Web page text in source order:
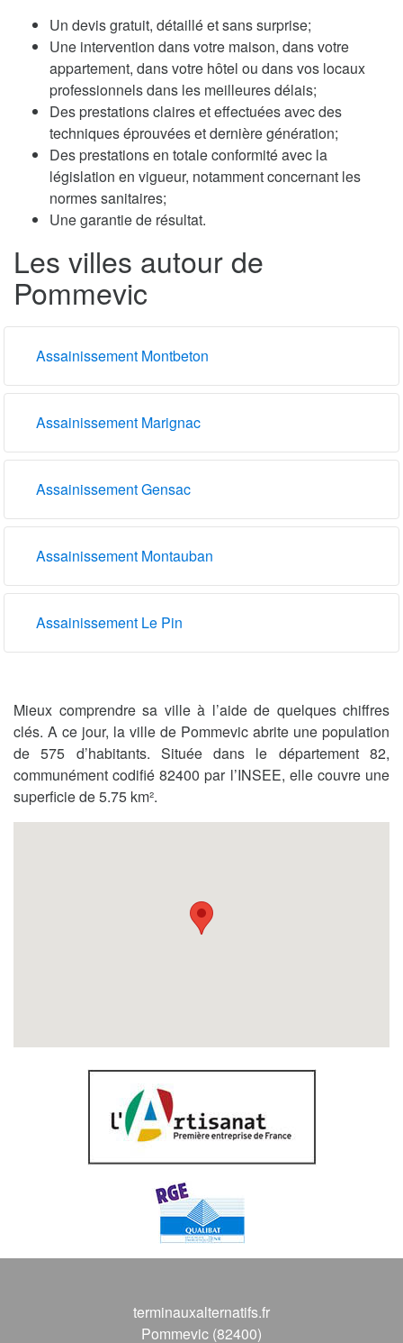
Un devis gratuit, détaillé et sans surprise;
Une intervention dans votre maison, dans votre
appartement, dans votre hôtel ou dans vos locaux
professionnels dans les meilleures délais;
Des prestations claires et effectuées avec des
techniques éprouvées et dernière génération;
Des prestations en totale conformité avec la
législation en vigueur, notamment concernant les
normes sanitaires;
Une garantie de résultat.
Les villes autour de
Pommevic
Assainissement Montbeton
Assainissement Marignac
Assainissement Gensac
Assainissement Montauban
Assainissement Le Pin
Mieux comprendre sa ville à l’aide de quelques chiffres
clés. A ce jour, la ville de Pommevic abrite une population
de 575 d’habitants. Située dans le département 82,
communément codifié 82400 par l’INSEE, elle couvre une
superficie de 5.75 km².
terminauxalternatifs.fr
Pommevic (82400)